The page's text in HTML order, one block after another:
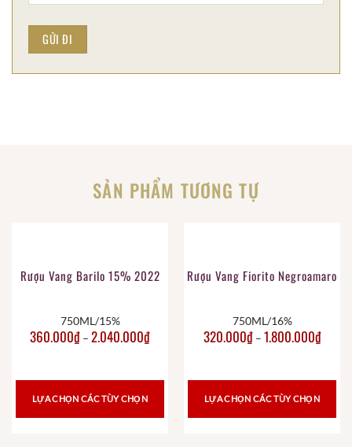
SẢN PHẨM TƯƠNG TỰ
Rượu Vang Barilo 15% 2022
750ML/15%
360.000₫ – 2.040.000₫
LỰA CHỌN CÁC TÙY CHỌN
Rượu Vang Fiorito Negroamaro
750ML/16%
320.000₫ – 1.800.000₫
LỰA CHỌN CÁC TÙY CHỌN